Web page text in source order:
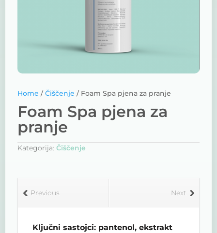
Home /Čiščenje / Foam Spa pjena za pranje
Foam Spa pjena za
pranje
Kategorija:Čiščenje
Next
Previous
Ključni sastojci: pantenol, ekstrakt